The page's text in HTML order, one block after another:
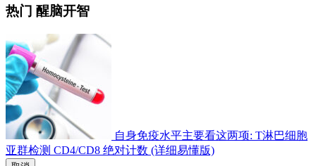
热门 醒脑开智
自身免疫水平主要看这两项: T淋巴细胞
亚群检测 CD4/CD8 绝对计数 (详细易懂版)